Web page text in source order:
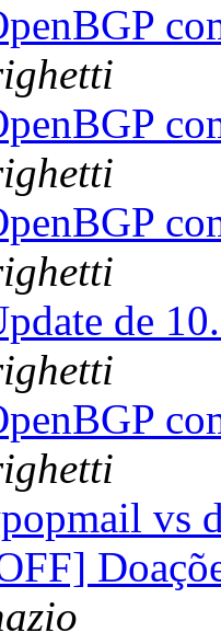
de
vs